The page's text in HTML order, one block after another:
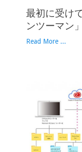
最初に受け
ンツーマン
Read More ...